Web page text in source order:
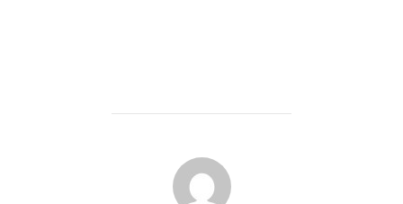
AUTEUR DE LA PUBLICATION